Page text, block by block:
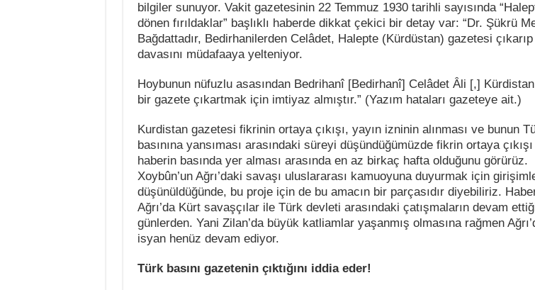
bilgiler sunuyor. Vakit gazetesinin 22 Temmuz 1930 tarihli sayısında
dönen fırıldaklar” başlıklı haberde dikkat çekici bir detay var: “Dr. Şükrü
Bağdattadır, Bedirhanilerden Celâdet, Halepte (Kürdüstan) gazetesi
davasını müdafaaya yelteniyor.
Hoybunun nüfuzlu asasından Bedrihanî [Bedirhanî] Celâdet Âli [,] Kürdistan
bir gazete çıkartmak için imtiyaz almıştır.” (Yazım hataları gazeteye ait.)
Kurdistan gazetesi fikrinin ortaya çıkışı, yayın izninin alınması ve bunun
basınına yansıması arasındaki süreyi düşündüğümüzde fikrin ortaya
haberin basında yer alması arasında en az birkaç hafta olduğunu görürüz.
Xoybûn’un Ağrı’daki savaşı uluslararası kamuoyuna duyurmak için
düşünüldüğünde, bu proje için de bu amacın bir parçasıdır diyebiliriz.
Ağrı’da Kürt savaşçılar ile Türk devleti arasındaki çatışmaların devam
günlerden. Yani Zilan’da büyük katliamlar yaşanmış olmasına rağmen
isyan henüz devam ediyor.
Türk basını gazetenin çıktığını iddia eder!